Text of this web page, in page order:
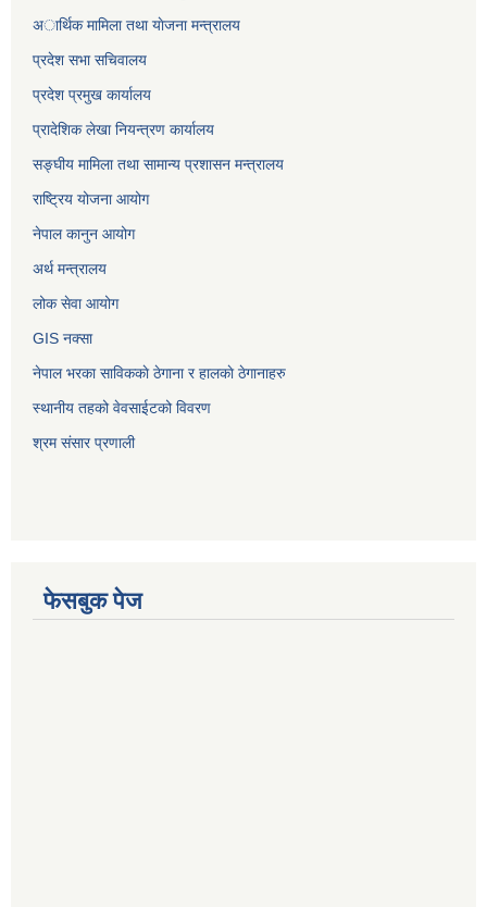
अार्थिक मामिला तथा याेजना मन्त्रालय
प्रदेश सभा सचिवालय
प्रदेश प्रमुख कार्यालय
प्रादेशिक लेखा नियन्त्रण कार्यालय
सङ्‍घीय मामिला तथा सामान्य प्रशासन मन्त्रालय
राष्ट्रिय योजना आयोग
नेपाल कानुन आयोग
अर्थ मन्त्रालय
लोक सेवा आयोग
GIS नक्सा
नेपाल भरका साविककाे ठेगाना र हालकाे ठेगानाहरु
स्थानीय तहको वेवसाईटको विवरण
श्रम संसार प्रणाली
फेसबुक पेज